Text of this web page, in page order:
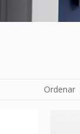
Ordenar